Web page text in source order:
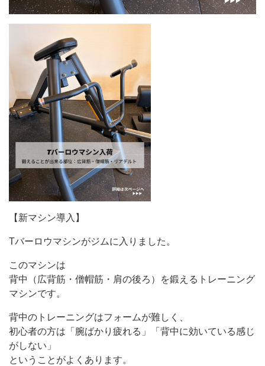
【新マシン導入】
Tバーロウマシンがジムに入りました。
このマシンは
背中（広背筋・僧帽筋・肩の後ろ）を鍛えるトレーニング
マシンです。
背中のトレーニングはフォームが難しく、
初心者の方は「腕ばかり疲れる」「背中に効いている感じ
がしない」
ということがよくあります。